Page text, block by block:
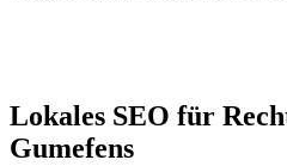
Lokales SEO für
Gumefens